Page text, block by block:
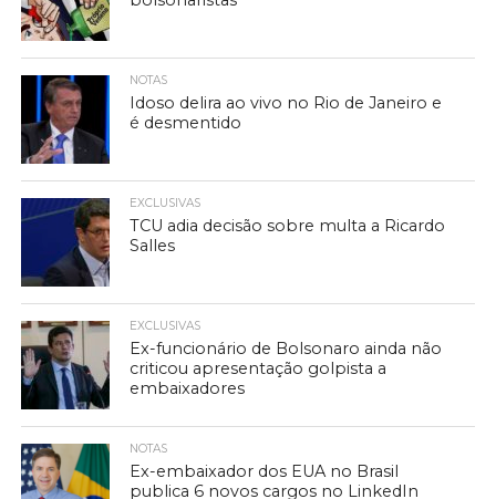
NOTAS
Idoso delira ao vivo no Rio de Janeiro e
é desmentido
EXCLUSIVAS
TCU adia decisão sobre multa a Ricardo
Salles
EXCLUSIVAS
Ex-funcionário de Bolsonaro ainda não
criticou apresentação golpista a
embaixadores
NOTAS
Ex-embaixador dos EUA no Brasil
publica 6 novos cargos no LinkedIn